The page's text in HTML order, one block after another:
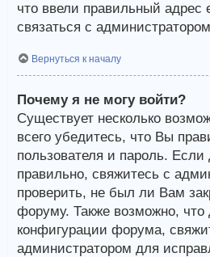
что ввели правильный адрес
связаться с
Вернуться к началу
Почему я не могу войти?
Существует несколько
всего убедитесь, что Вы
пользователя и пароль.
правильно, свяжитесь с
проверить, не был ли Вам
форуму. Также возможно,
конфигурации форума,
администратором для